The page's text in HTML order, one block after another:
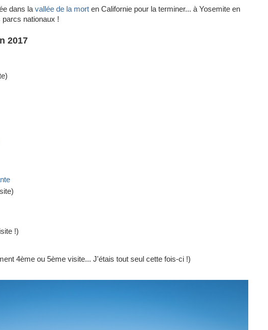
dans la vallée de la mort en Californie pour la terminer... à Yosemite en
parcs nationaux !
2017
!)
4ème ou 5ème visite... J'étais tout seul cette fois-ci !)